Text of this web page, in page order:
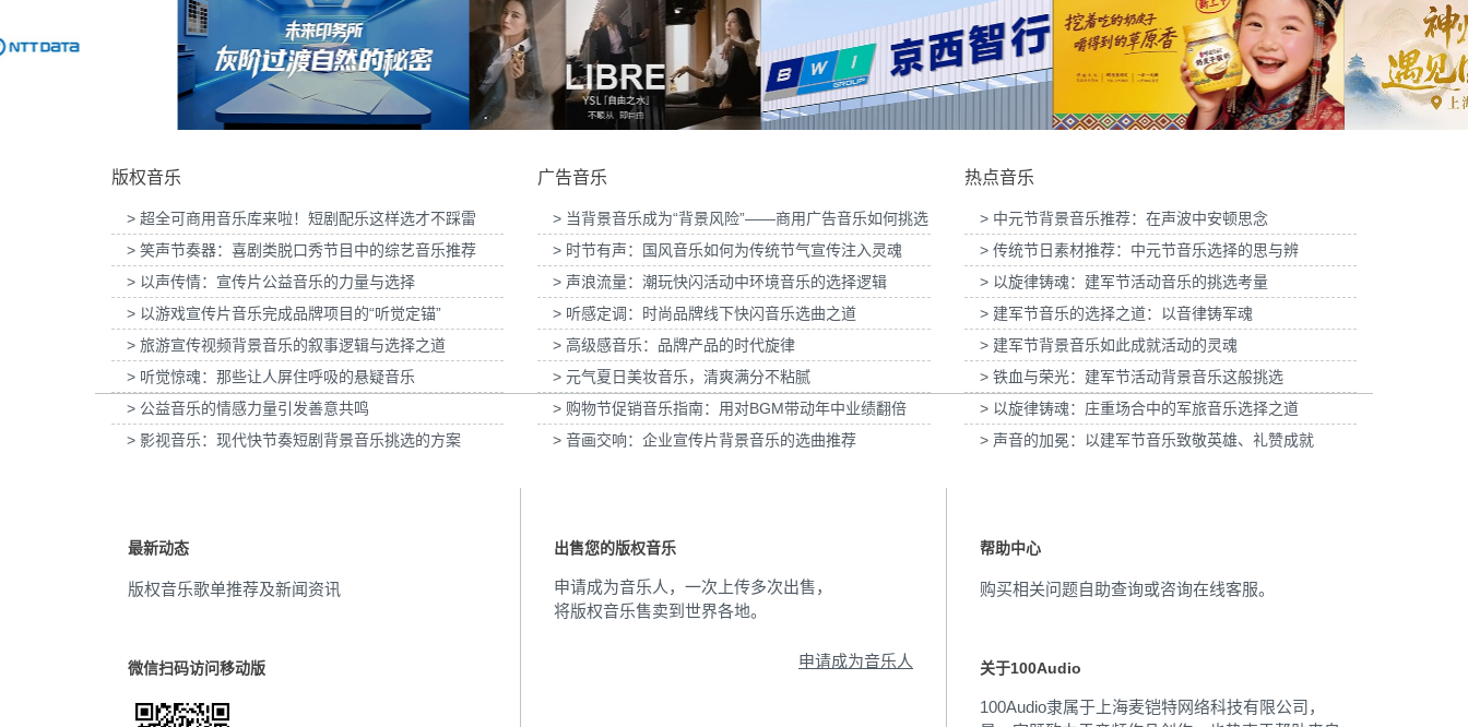
(1)
纪录片 (1)
剧情
情感
令人兴奋 (1)
治愈 (1)
希望 (1)
诙谐 (1)
幽默 (1)
高兴
悠闲
国长安汽车与工商银行战略签约事件传播
为微至航空科技公司产品宣传项目提供音乐版
权
为Discovery expedition北京店铺活动提供音
乐版权
为新希望乳业唐钱婷品牌代言项目提供音乐版
为大众汽车ID与众08 KOL摄影制作项目提供
音乐版权
为
普打印：灰阶过渡自然的秘密提供音乐版
为欧莱雅-YSL LIBRE「自由之水」妇女节宣
传项目提供音乐版权
为张家口京西智行科技BWI媒体3D动画科普
项目提供音乐版权
为伊利宫酪中规格奶皮子酸奶TVC拍摄提供音
乐版权
为国泰海通证券上海青浦分公司宣传项目提供
音乐版权
版权音乐
> 超全可商用音乐库来啦！短剧配乐这样选才不踩雷
> 笑声节奏器：喜剧类脱口秀节目中的综艺音乐推荐
> 以声传情：宣传片公益音乐的力量与选择
> 以游戏宣传片音乐完成品牌项目的“听觉定锚”
> 旅游宣传视频背景音乐的叙事逻辑与选择之道
> 听觉惊魂：那些让人屏住呼吸的悬疑音乐
> 公益音乐的情感力量引发善意共鸣
> 影视音乐：现代快节奏短剧背景音乐挑选的方案
广告音乐
> 当背景音乐成为“背景风险”——商用广告音乐如何挑选
> 时节有声：国风音乐如何为传统节气宣传注入灵魂
> 声浪流量：潮玩快闪活动中环境音乐的选择逻辑
> 听感定调：时尚品牌线下快闪音乐选曲之道
> 高级感音乐：品牌产品的时代旋律
> 元气夏日美妆音乐，清爽满分不粘腻
> 购物节促销音乐指南：用对BGM带动年中业绩翻倍
> 音画交响：企业宣传片背景音乐的选曲推荐
热点音乐
> 中元节背景音乐推荐：在声波中安顿思念
> 传统节日素材推荐：中元节音乐选择的思与辨
> 以旋律铸魂：建军节活动音乐的挑选考量
> 建军节音乐的选择之道：以音律铸军魂
> 建军节背景音乐如此成就活动的灵魂
> 铁血与荣光：建军节活动背景音乐这般挑选
> 以旋律铸魂：庄重场合中的军旅音乐选择之道
> 声音的加冕：以建军节音乐致敬英雄、礼赞成就
最新动态
版权音乐歌单推荐及新闻资讯
微信扫码访问移动版
出售您的版权音乐
申请成为音乐人，一次上传多次出售，
将版权音乐售卖到世界各地。
申请成为音乐人
帮助中心
购买相关问题自助查询或咨询在线客服。
关于100Audio
100Audio隶属于上海麦铠特网络科技有限公司，